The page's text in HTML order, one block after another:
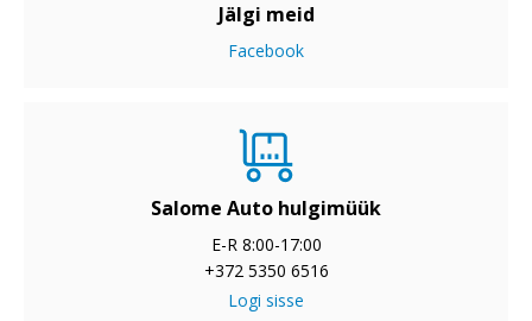
Jälgi meid
Facebook
Salome Auto hulgimüük
E-R 8:00-17:00
+372 5350 6516
Logi sisse